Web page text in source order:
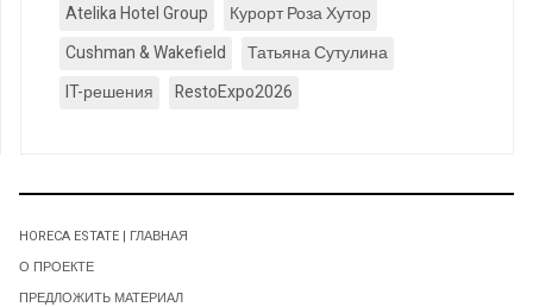
Atelika Hotel Group
Курорт Роза Хутор
Cushman & Wakefield
Татьяна Сутулина
IT-решения
RestoExpo2026
HORECA ESTATE | ГЛАВНАЯ
О ПРОЕКТЕ
ПРЕДЛОЖИТЬ МАТЕРИАЛ